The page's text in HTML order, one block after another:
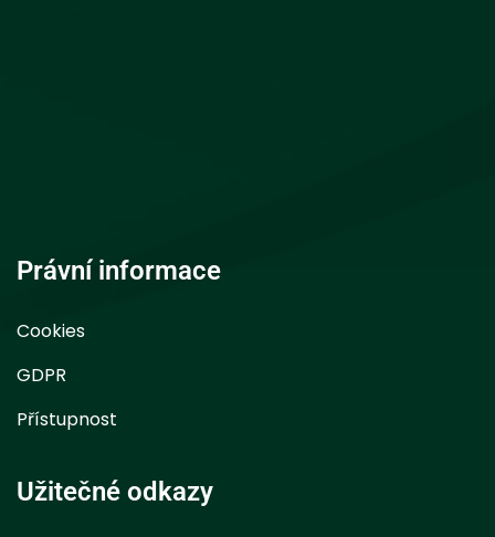
Právní informace
Cookies
GDPR
Přístupnost
Užitečné odkazy